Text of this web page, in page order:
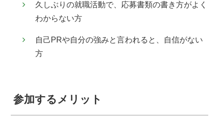
久しぶりの就職活動で、応募書類の書き方がよく
わからない方
自己PRや自分の強みと言われると、自信がない
方
参加するメリット